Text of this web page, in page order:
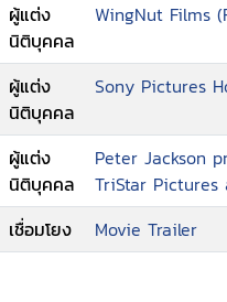
ผู้แต่ง
นิติบุคคล
WingNut Films
ผู้แต่ง
นิติบุคคล
Sony Pictures
ผู้แต่ง
นิติบุคคล
Peter Jackson
TriStar Pictures
เชื่อมโยง
Movie Trailer